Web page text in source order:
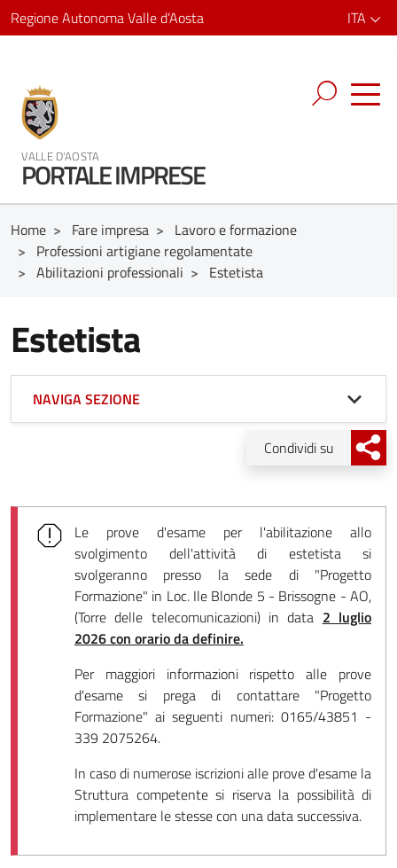
Regione Autonoma Valle d’Aosta ITA
VALLE D'AOSTA
PORTALE IMPRESE
Home > Fare impresa > Lavoro e formazione
> Professioni artigiane regolamentate
> Abilitazioni professionali > Estetista
Estetista
Le prove d'esame per l'abilitazione allo
svolgimento dell'attività di estetista si
svolgeranno presso la sede di "Progetto
Formazione" in Loc. Ile Blonde 5 - Brissogne - AO,
(Torre delle telecomunicazioni) in data 2 luglio
2026 con orario da definire.
Per maggiori informazioni rispetto alle prove
d'esame si prega di contattare "Progetto
Formazione" ai seguenti numeri: 0165/43851 -
339 2075264.
In caso di numerose iscrizioni alle prove d'esame la
Struttura competente si riserva la possibilità di
implementare le stesse con una data successiva.
Condividi su
NAVIGA SEZIONE